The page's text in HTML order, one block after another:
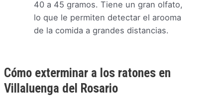
40 a 45 gramos. Tiene un gran olfato,
lo que le permiten detectar el arooma
de la comida a grandes distancias.
Cómo exterminar a los ratones en
Villaluenga del Rosario